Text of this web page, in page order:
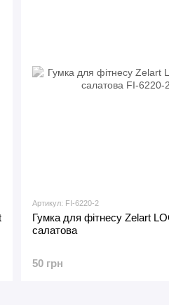
Артикул: FI-6220-2
Гумка для фітнесу Zelart
салатова
50 грн